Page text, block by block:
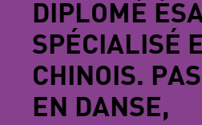
DIPLOMÉ
SPÉCIALISÉ
CHINOIS.
EN DANSE,